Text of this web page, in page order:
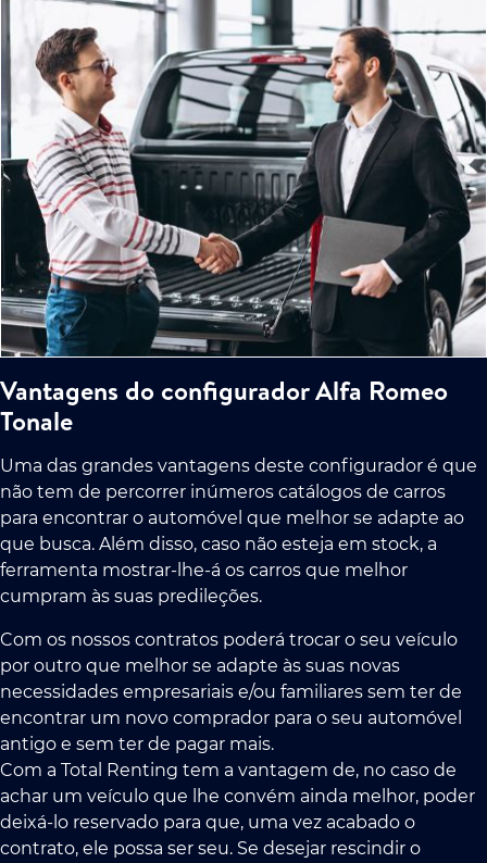
Vantagens do configurador Alfa Romeo
Tonale
Uma das grandes vantagens deste configurador é que
não tem de percorrer inúmeros catálogos de carros
para encontrar o automóvel que melhor se adapte ao
que busca. Além disso, caso não esteja em stock, a
ferramenta mostrar-lhe-á os carros que melhor
cumpram às suas predileções.
Com os nossos contratos poderá trocar o seu veículo
por outro que melhor se adapte às suas novas
necessidades empresariais e/ou familiares sem ter de
encontrar um novo comprador para o seu automóvel
antigo e sem ter de pagar mais.
Com a Total Renting tem a vantagem de, no caso de
achar um veículo que lhe convém ainda melhor, poder
deixá-lo reservado para que, uma vez acabado o
contrato, ele possa ser seu. Se desejar rescindir o